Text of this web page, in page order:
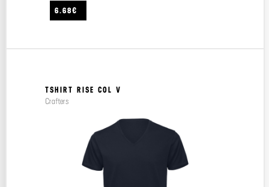
6.68€
TSHIRT RISE COL V
Crafters